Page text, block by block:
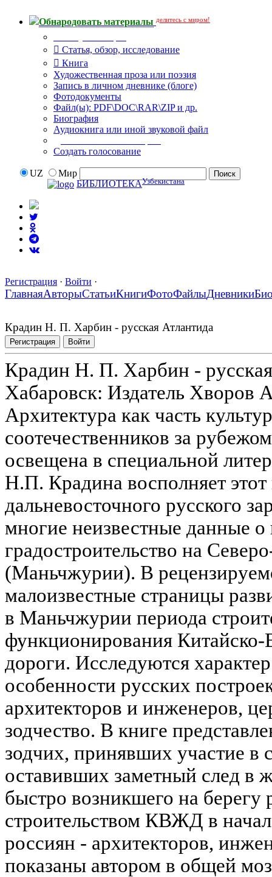
Обнародовать материалы делитесь с миром!
Статья, обзор, исследование
Книга
Художественная проза или поэзия
Запись в личном дневнике (блоге)
Фотодокументы
Файл(ы): PDF\DOC\RAR\ZIP и др.
Биография
Аудиокнига или иной звуковой файл
Создать голосование
UZ
Мир
БИБЛИОТЕКАУзбекистана
Регистрация · Войти ·
ГлавнаяАвторыСтатьиКнигиФотоФайлыДневники
Крадин Н. П. Харбин - русская Атлантида
Регистрация Войти
Крадин Н. П. Харбин -
Хабаровск: Издатель Хворов
Архитектура как часть
соотечественников за
освещена в специальной
Н.П. Крадина восполняет
дальневосточного русского
многие неизвестные данные о
градостроительство на
(Маньчжурии). В
малоизвестные страницы
в Маньчжурии периода
функционирования
дороги. Исследуются
особенности русских
архитекторов и инженеров,
зодчество. В книге
зодчих, принявших участие в
оставивших заметный след в
быстро возникшего на берегу
строительством КВЖД в
россиян - архитекторов,
показаны автором в общей